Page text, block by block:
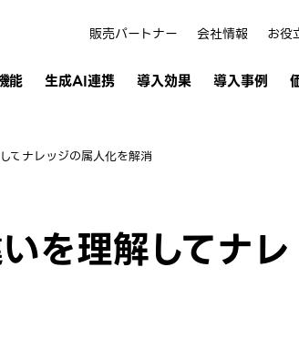
能 生成AI連携 導入効果 導入事例
販売パートナー 会社情報 お役
てナレッジの属人化を解消
を理解してナレ